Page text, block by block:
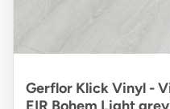
Gerflor Klick Vinyl -